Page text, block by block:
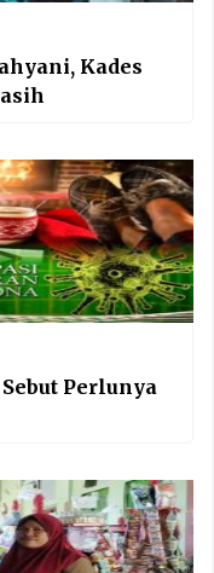
Kades
Perlunya